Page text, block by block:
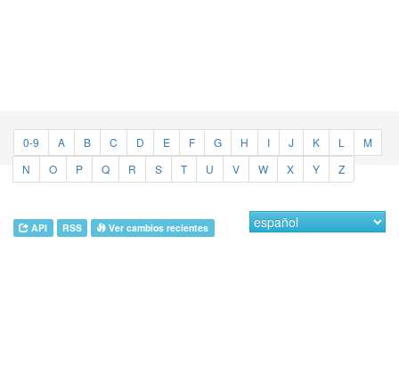
0-9 A B C D E F G H I J K L
M
N
O P Q R S T U V W X Y Z
API RSS Ver cambios recientes